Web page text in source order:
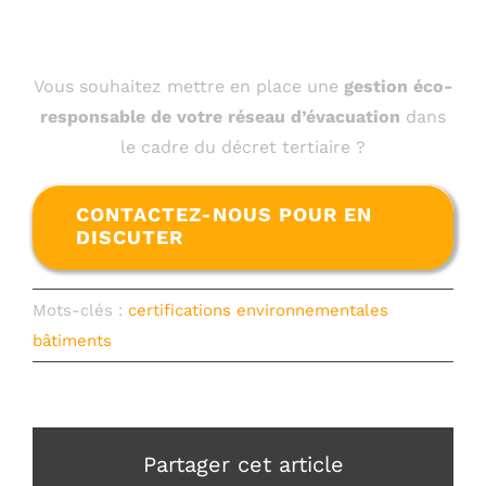
Vous souhaitez mettre en place une gestion éco-
responsable de votre réseau d’évacuation dans
le cadre du décret tertiaire ?
CONTACTEZ-NOUS POUR EN
DISCUTER
Mots-clés : certifications environnementales
bâtiments
Partager cet article